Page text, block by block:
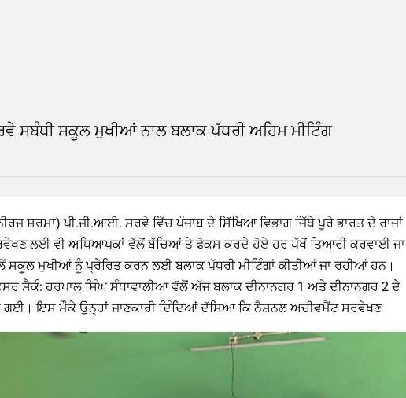
ਸਬੰਧੀ ਸਕੂਲ ਮੁਖੀਆਂ ਨਾਲ ਬਲਾਕ ਪੱਧਰੀ ਅਹਿਮ ਮੀਟਿੰਗ
ਸ਼ਰਮਾ) ਪੀ.ਜੀ.ਆਈ. ਸਰਵੇ ਵਿੱਚ ਪੰਜਾਬ ਦੇ ਸਿੱਖਿਆ ਵਿਭਾਗ ਜਿੱਥੇ ਪੂਰੇ ਭਾਰਤ ਦੇ ਰਾਜਾਂ
ਲਈ ਵੀ ਅਧਿਆਪਕਾਂ ਵੱਲੋਂ ਬੱਚਿਆਂ ਤੇ ਫੋਕਸ ਕਰਦੇ ਹੋਏ ਹਰ ਪੱਖੋਂ ਤਿਆਰੀ ਕਰਵਾਈ ਜਾ
ਮੁਖੀਆਂ ਨੂੰ ਪ੍ਰੇਰਿਤ ਕਰਨ ਲਈ ਬਲਾਕ ਪੱਧਰੀ ਮੀਟਿੰਗਾਂ ਕੀਤੀਆਂ ਜਾ ਰਹੀਆਂ ਹਨ।
ਸੈਕੰ: ਹਰਪਾਲ ਸਿੰਘ ਸੰਧਾਵਾਲੀਆ ਵੱਲੋਂ ਅੱਜ ਬਲਾਕ ਦੀਨਾਨਗਰ 1 ਅਤੇ ਦੀਨਾਨਗਰ 2 ਦੇ
ਗਈ। ਇਸ ਮੌਕੇ ਉਨ੍ਹਾਂ ਜਾਣਕਾਰੀ ਦਿੰਦਿਆਂ ਦੱਸਿਆ ਕਿ ਨੈਸ਼ਨਲ ਅਚੀਵਮੈਂਟ ਸਰਵੇਖਣ